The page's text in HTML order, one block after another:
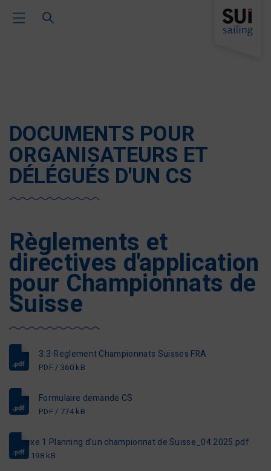
Toggle Main Navigation
DOCUMENTS POUR
ORGANISATEURS ET
DÉLÉGUÉS D'UN CS
Règlements et
directives d'application
pour Championnats de
Suisse
3.3-Reglement Championnats Suisses FRA
PDF / 360 kB
Formulaire demande CS
PDF / 774 kB
Annexe 1 Planning d’un championnat de Suisse_04.2025.pdf
PDF / 198 kB